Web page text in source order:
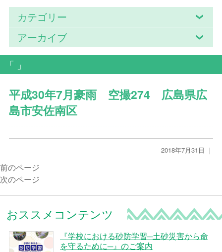
カテゴリー
アーカイブ
「 」
平成30年7月豪雨 空撮274 広島県広
島市安佐南区
2018年7月31日 ｜
前のページ
次のページ
おススメコンテンツ
『学校における砂防学習─土砂災害から命
を守るために─』のご案内